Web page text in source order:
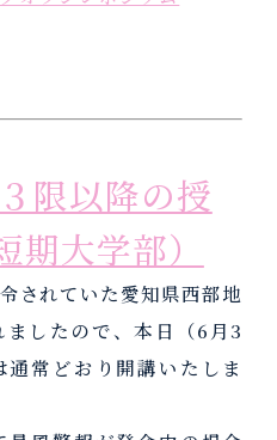
限以降の授
大学部）
されていた愛知県西部地
したので、本日（6月3
常どおり開講いたしま